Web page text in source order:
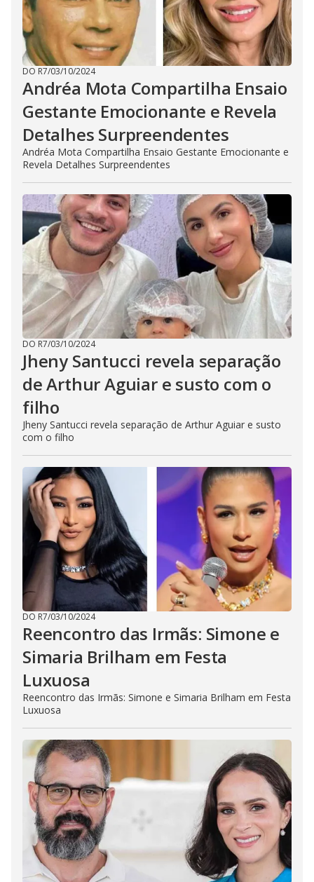
DO R7/03/10/2024
Andréa Mota Compartilha Ensaio
Gestante Emocionante e Revela
Detalhes Surpreendentes
Andréa Mota Compartilha Ensaio Gestante Emocionante e
Revela Detalhes Surpreendentes
DO R7/03/10/2024
Jheny Santucci revela separação
de Arthur Aguiar e susto com o
filho
Jheny Santucci revela separação de Arthur Aguiar e susto
com o filho
DO R7/03/10/2024
Reencontro das Irmãs: Simone e
Simaria Brilham em Festa
Luxuosa
Reencontro das Irmãs: Simone e Simaria Brilham em Festa
Luxuosa